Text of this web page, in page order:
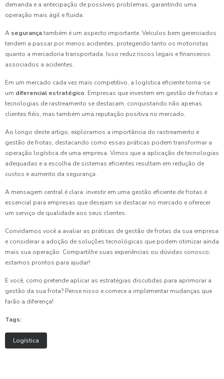
demanda e a antecipação de possíveis problemas, garantindo uma
operação mais ágil e fluida.
A segurançatambém é um aspecto importante. Veículos bem gerenciados
tendem a passar por menos acidentes, protegendo tanto os motoristas
quanto a mercadoria transportada. Isso reduz riscos legais e financeiros
associados a acidentes.
Em um mercado cada vez mais competitivo, a logística eficiente torna-se
um diferencial estratégico. Empresas que investem em gestão de frotas e
tecnologias de rastreamento se destacam, conquistando não apenas
clientes fiéis, mas também uma reputação positiva no mercado.
Ao longo deste artigo, exploramos a importância do rastreamento e
gestão de frotas, destacando como essas práticas podem transformar a
operação logística de uma empresa. Vimos que a aplicação de tecnologias
adequadas e a escolha de sistemas eficientes resultam em redução de
custos e aumento da segurança.
A mensagem central é clara: investir em uma gestão eficiente de frotas é
essencial para empresas que desejam se destacar no mercado e oferecer
um serviço de qualidade aos seus clientes.
Convidamos você a avaliar as práticas de gestão de frotas da sua empresa
e considerar a adoção de soluções tecnológicas que podem otimizar ainda
mais sua operação. Compartilhe suas experiências ou dúvidas conosco;
estamos prontos para ajudar!
E você, como pretende aplicar as estratégias discutidas para aprimorar a
gestão da sua frota? Pense nisso e comece a implementar mudanças que
farão a diferença!
Tags:
Logística